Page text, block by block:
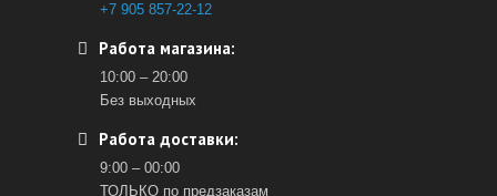
+7 905 857-22-12
Работа магазина:
10:00 – 20:00
Без выходных
Работа доставки:
9:00 – 00:00
ТОЛЬКО по предзаказам